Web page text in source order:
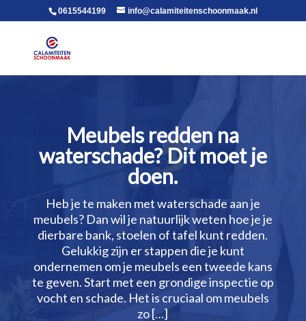
voor in de body0615544199 info@calamiteitenschoonmaak.nl
Meubels redden na
waterschade? Dit moet je
doen.​
Heb je te maken met waterschade aan je
meubels? Dan wil je natuurlijk weten hoe je je
dierbare bank, stoelen of tafel kunt redden.​
Gelukkig zijn er stappen die je kunt
ondernemen om je meubels een tweede kans
te geven.​ Start met een grondige inspectie op
vocht en schade.​ Het is cruciaal om meubels
zo […]